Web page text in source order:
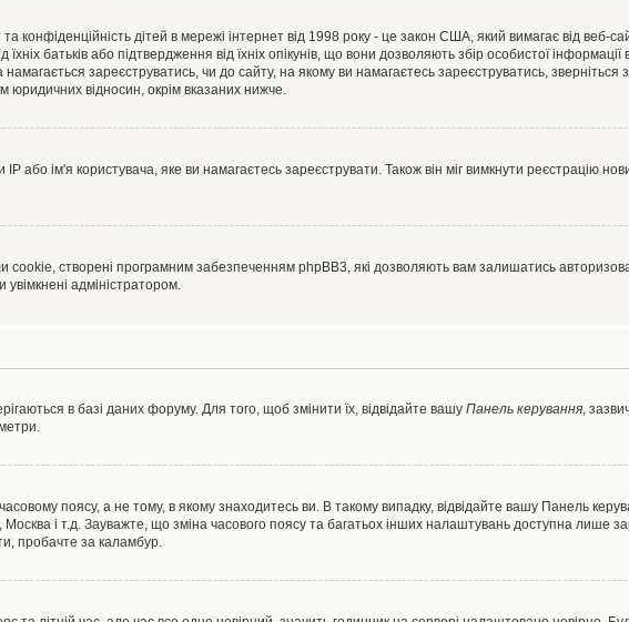
дітей в мережі інтернет від 1998 року - це закон США, який вимагає від веб-
батьків або підтвердження від їхніх опікунів, що вони дозволяють збір особистої
зареєструватись, чи до сайту, на якому ви намагаєтесь зареєструватись,
юридичних відносин, окрім вказаних нижче.
ім'я користувача, яке ви намагаєтесь зареєструвати. Також він міг вимкнути реєстрацію
створені програмним забезпеченням phpBB3, які дозволяють вам залишатись
адміністратором.
в базі даних форуму. Для того, щоб змінити їх, відвідайте вашу Панель керування,
поясу, а не тому, в якому знаходитесь ви. В такому випадку, відвідайте вашу Панель
і т.д. Зауважте, що зміна часового поясу та багатьох інших налаштувань доступна лише
пробачте за каламбур.